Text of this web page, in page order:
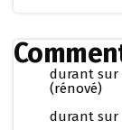
durant sur
(rénové)
durant sur